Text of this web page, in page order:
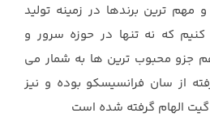
مهم ترین برندها در زمینه تولید
که نه تنها در حوزه سرور و
جزو محبوب ترین ها به شمار می
از سان فرانسیسکو بوده و نیز
الهام گرفته شده است